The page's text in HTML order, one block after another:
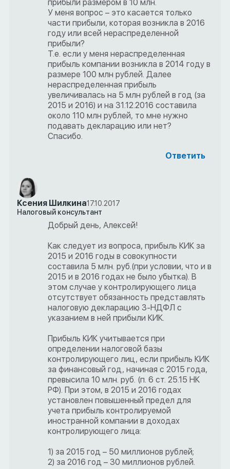
прибыли размером в 10 млн.
У меня вопрос – это касается только
части прибыли, которая возникла в 2016
году или всей нераспределенной
прибыли?
Т.е. если у меня нераспределенная
прибыль компании возникла в 2014 году в
размере 100 млн рублей. Далее
нераспределенная прибыль
увеличивалась на 5 млн рублей в год (за
2015 и 2016) и на 31.12.2016 составила
около 110 млн рублей, то мне нужно
подавать декларацию или нет?
Спасибо.
Ответить
Ксения Шилкина17.10.2017
Налоговый консультант
Добрый день, Алексей!
Как следует из вопроса, прибыль КИК за
2015 и 2016 годы в совокупности
составила 5 млн. руб.(при условии, что и в
2015 и в 2016 годах не было убытка). В
этом случае у контролирующего лица
отсутствует обязанность представлять
налоговую декларацию 3-НДФЛ с
указанием в ней прибыли КИК.
Прибыль КИК учитывается при
определении налоговой базы
контролирующего лиц, если прибыль КИК
за финансовый год, начиная с 2015 года,
превысила 10 млн. руб. (п. 6 ст. 25.15 НК
РФ). При этом, в 2015 и 2016 годах
установлен повышенный предел для
учета прибыль контролируемой
иностранной компании в доходах
контролирующего лица:
1) за 2015 год – 50 миллионов рублей;
2) за 2016 год – 30 миллионов рублей.